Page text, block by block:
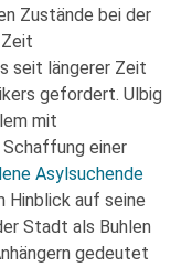
Zustände bei der
seit längerer Zeit
gefordert. Ulbig
mit
einer
Asylsuchende
Hinblick auf seine
Stadt als Buhlen
gedeutet